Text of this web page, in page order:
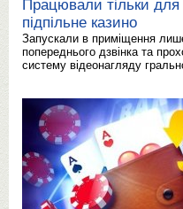
Працювали тільки
підпільне казино
Запускали в приміщення
попереднього дзвінка та
систему відеонагляду